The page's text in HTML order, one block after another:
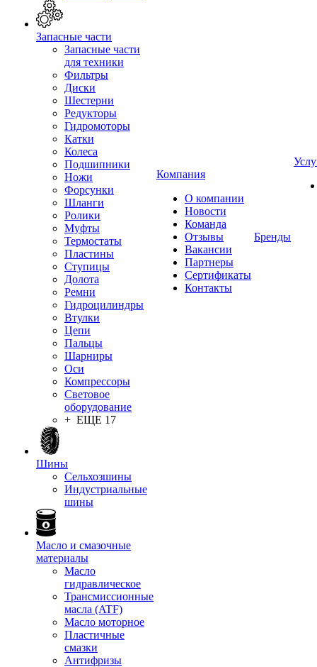
Запасные части
Запасные части
для техники
Фильтры
Диски
Шестерни
Редукторы
Гидромоторы
Катки
Колеса
Подшипники
Ножи
Форсунки
Шланги
Ролики
Муфты
Термостаты
Пластины
Ступицы
Долота
Ремни
Гидроцилиндры
Втулки
Цепи
Пальцы
Шарниры
Оси
Компрессоры
Световое
оборудование
+ ЕЩЕ 17
Шины
Сельхозшины
Индустриальные
шины
Масло и смазочные
материалы
Масло
гидравлическое
Трансмиссионные
масла (ATF)
Масло моторное
Пластичные
смазки
Антифризы
Компания
О компании
Новости
Команда
Отзывы
Вакансии
Партнеры
Сертификаты
Контакты
Бренды